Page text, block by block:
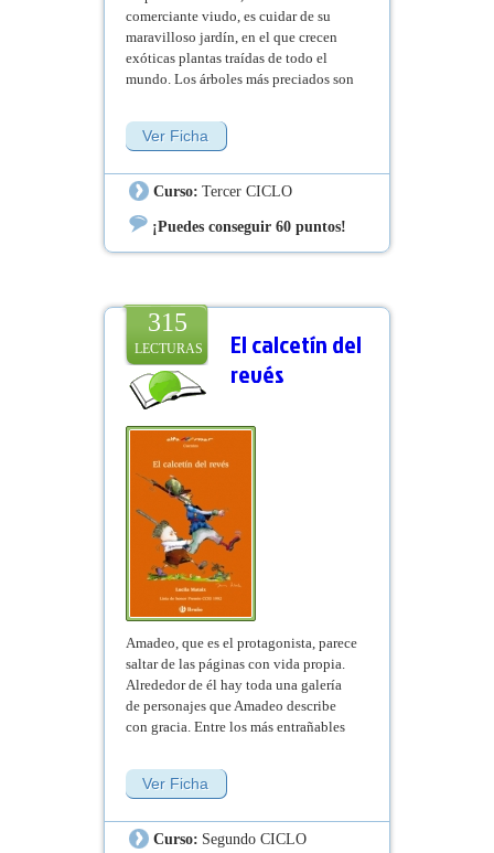
comerciante viudo, es cuidar de su
maravilloso jardín, en el que crecen
exóticas plantas traídas de todo el
mundo. Los árboles más preciados son
semillas del jardín del Edén. Pero el
anciano vive apenado porque le roban
comer. ¿Atrapará su hijo Ralik al
enigmático ladrón? ¿O será vencido
por él?
Ver Ficha
Curso: Tercer CICLO
¡Puedes conseguir 60 puntos!
315
LECTURAS
El calcetín del
revés
Amadeo, que es el protagonista, parece
saltar de las páginas con vida propia.
Alrededor de él hay toda una galería
de personajes que Amadeo describe
con gracia. Entre los más entrañables
es lista" y su abuelo "que tiene
imaginación". Amadeo pasa por estas
deja un soplo de aire fresco con sus
Ver Ficha
Curso: Segundo CICLO